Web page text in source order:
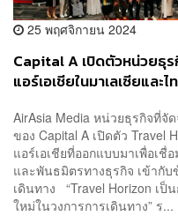
25 พฤศจิกายน 2024
Capital A เปิดตัวหน่วยธุ
แอร์เอเชียในมาเลเซียและไ
AirAsia Media หน่วยธุรกิจที่
ของ Capital A เปิดตัว
แอร์เอเชียที่ออกแบบมาเพื่อเ
และพันธมิตรทางธุรกิจ เข้ากับ
เดินทาง “Travel Horizon เ
ใหม่ในวงการการเดินทาง” ร...